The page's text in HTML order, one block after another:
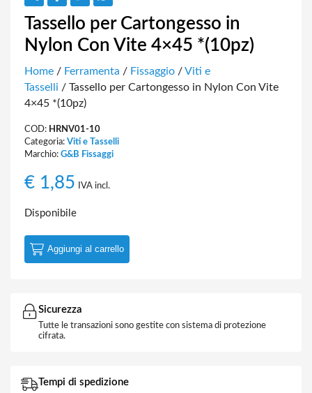
Tassello per Cartongesso in
Nylon Con Vite 4×45 *(10pz)
Home / Ferramenta / Fissaggio /Viti e
Tasselli / Tassello per Cartongesso in Nylon Con Vite
4×45 *(10pz)
COD: HRNV01-10
Categoria: Viti e Tasselli
Marchio: G&B Fissaggi
€ 1,85 IVA incl.
Disponibile
Aggiungi al carrello
Sicurezza
Tutte le transazioni sono gestite con sistema di protezione
cifrata.
Tempi di spedizione